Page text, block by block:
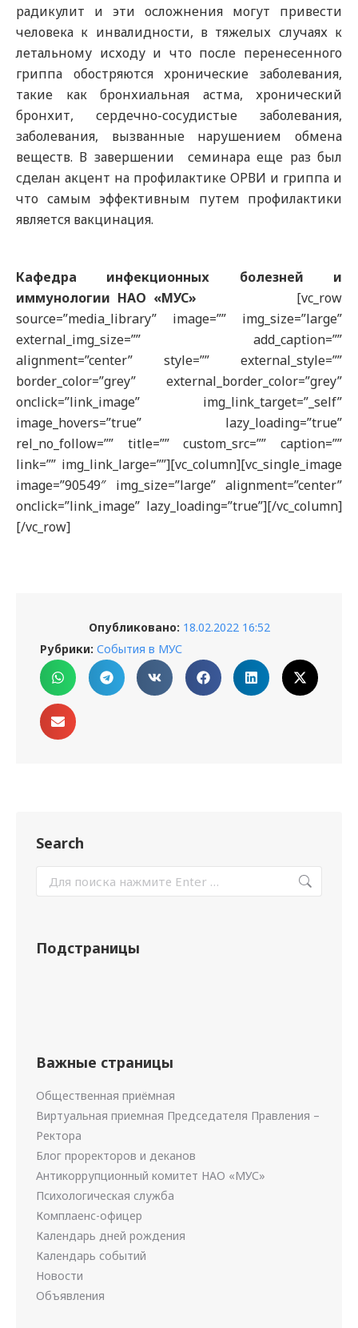
радикулит и эти осложнения могут привести
человека к инвалидности, в тяжелых случаях к
летальному исходу и что после перенесенного
гриппа обостряются хронические заболевания,
такие как бронхиальная астма, хронический
бронхит, сердечно-сосудистые заболевания,
заболевания, вызванные нарушением обмена
веществ. В завершении семинара еще раз был
сделан акцент на профилактике ОРВИ и гриппа и
что самым эффективным путем профилактики
является вакцинация.
Кафедра инфекционных болезней и
иммунологии НАО «МУС» [vc_row
source=”media_library” image=”” img_size=”large”
external_img_size=”” add_caption=””
alignment=”center” style=”” external_style=””
border_color=”grey” external_border_color=”grey”
onclick=”link_image” img_link_target=”_self”
image_hovers=”true” lazy_loading=”true”
rel_no_follow=”” title=”” custom_src=”” caption=””
link=”” img_link_large=””][vc_column][vc_single_image
image=”90549″ img_size=”large” alignment=”center”
onclick=”link_image” lazy_loading=”true”][/vc_column]
[/vc_row]
Опубликовано: 18.02.2022 16:52
Рубрики: События в МУС
Search
Подстраницы
Важные страницы
Общественная приёмная
Виртуальная приемная Председателя Правления –
Ректора
Блог проректоров и деканов
Антикоррупционный комитет НАО «МУС»
Психологическая служба
Комплаенс-офицер
Календарь дней рождения
Календарь событий
Новости
Объявления